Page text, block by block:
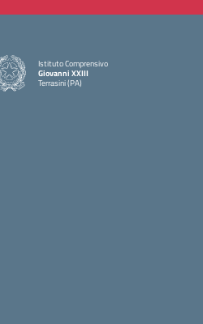
Istituto Comprensivo
Giovanni XXIII
Terrasini (PA)